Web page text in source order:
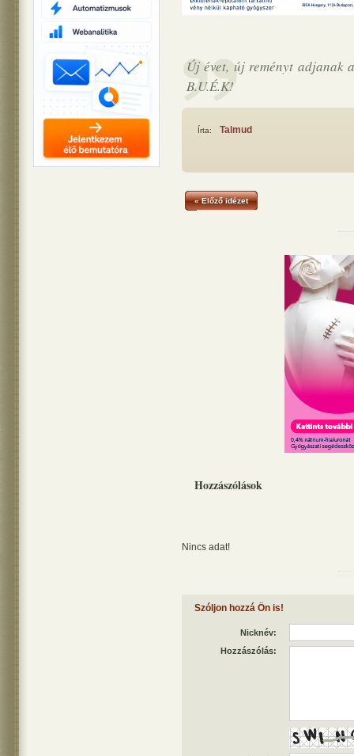
Új évet, új reményt adjanak
B.U.É.K!
Írta: Talmud
« Előző idézet
Hozzászólások
Nincs adat!
Szóljon hozzá Ön is!
Nicknév:
Hozzászólás: